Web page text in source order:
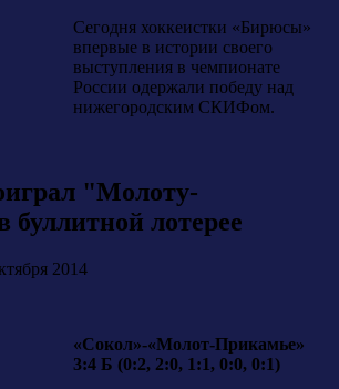
Сегодня хоккеистки «Бирюсы»
впервые в истории своего
выступления в чемпионате
России одержали победу над
нижегородским СКИФом.
"Молоту-
лотерее
2014
«Сокол»-«Молот-Прикамье»
3:4 Б (0:2, 2:0, 1:1, 0:0, 0:1)